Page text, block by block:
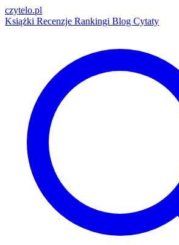
czytelo.pl
Książki Recenzje Rankingi Blog Cytaty